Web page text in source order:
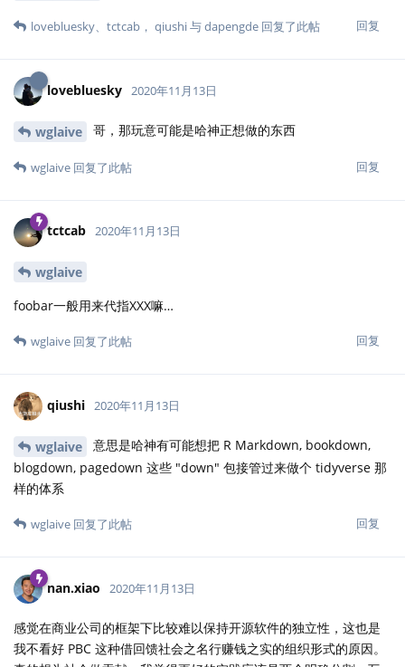
回复
lovebluesky、 tctcab ， qiushi与dapengde 回复了此帖
lovebluesky 2020年11月13日
wglaive 哥，那玩意可能是哈神正想做的东西
回复
wglaive 回复了此帖
tctcab 2020年11月13日
wglaive
foobar一般用来代指XXX嘛…
回复
wglaive 回复了此帖
qiushi 2020年11月13日
wglaive
意思是哈神有可能想把 R Markdown, bookdown,
blogdown, pagedown 这些 "down" 包接管过来做个 tidyverse 那
样的体系
回复
wglaive 回复了此帖
nan.xiao 2020年11月13日
感觉在商业公司的框架下比较难以保持开源软件的独立性，这也是
我不看好 PBC 这种借回馈社会之名行赚钱之实的组织形式的原因。